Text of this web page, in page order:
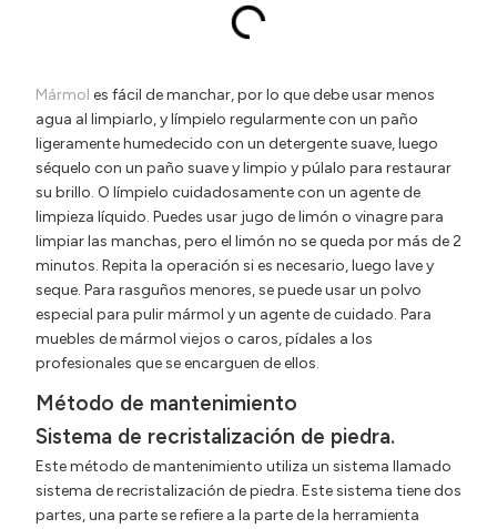
Mármol es fácil de manchar, por lo que debe usar menos
agua al limpiarlo, y límpielo regularmente con un paño
ligeramente humedecido con un detergente suave, luego
séquelo con un paño suave y limpio y púlalo para restaurar
su brillo. O límpielo cuidadosamente con un agente de
limpieza líquido. Puedes usar jugo de limón o vinagre para
limpiar las manchas, pero el limón no se queda por más de 2
minutos. Repita la operación si es necesario, luego lave y
seque. Para rasguños menores, se puede usar un polvo
especial para pulir mármol y un agente de cuidado. Para
muebles de mármol viejos o caros, pídales a los
profesionales que se encarguen de ellos.
Método de mantenimiento
Sistema de recristalización de piedra.
Este método de mantenimiento utiliza un sistema llamado
sistema de recristalización de piedra. Este sistema tiene dos
partes, una parte se refiere a la parte de la herramienta